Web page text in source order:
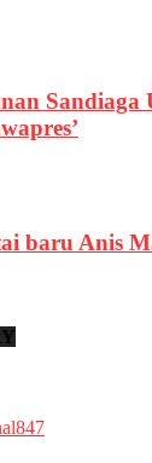
Sandiaga
baru Anis
847